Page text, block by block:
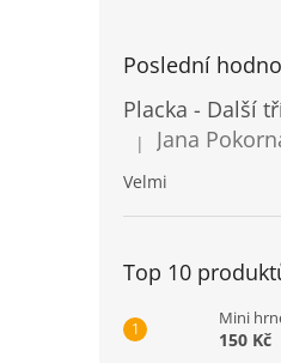
Poslední
Hodnocení
| Jana
Velmi
Top 10
Mini
150 Kč